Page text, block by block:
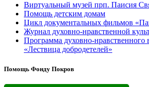
Виртуальный музей прп. Паисия
Помощь детским домам
Цикл документальных фильмов
Журнал духовно-нравственной
Программа духовно-нравственного
«Лествица добродетелей»
Помощь Фонду Покров